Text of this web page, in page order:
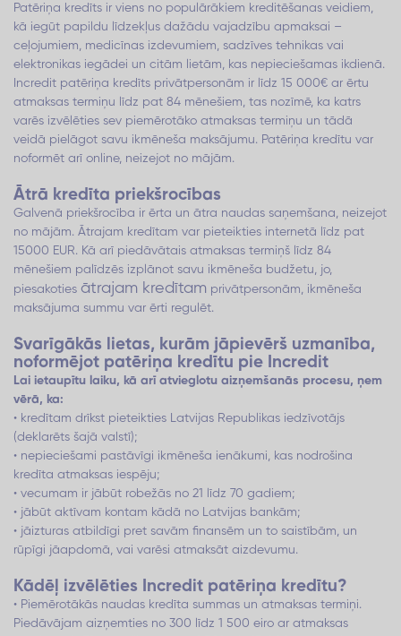
Patēriņa kredīts ir viens no populārākiem kreditēšanas veidiem,
kā iegūt papildu līdzekļus dažādu vajadzību apmaksai –
ceļojumiem, medicīnas izdevumiem, sadzīves tehnikas vai
elektronikas iegādei un citām lietām, kas nepieciešamas ikdienā.
Incredit patēriņa kredīts privātpersonām ir līdz 15 000€ ar ērtu
atmaksas termiņu līdz pat 84 mēnešiem, tas nozīmē, ka katrs
varēs izvēlēties sev piemērotāko atmaksas termiņu un tādā
veidā pielāgot savu ikmēneša maksājumu. Patēriņa kredītu var
noformēt arī online, neizejot no mājām.
Ātrā kredīta priekšrocības
Galvenā priekšrocība ir ērta un ātra naudas saņemšana, neizejot
no mājām. Ātrajam kredītam var pieteikties internetā līdz pat
15000 EUR. Kā arī piedāvātais atmaksas termiņš līdz 84
mēnešiem palīdzēs izplānot savu ikmēneša budžetu, jo,
piesakoties ātrajam kredītam privātpersonām, ikmēneša
maksājuma summu var ērti regulēt.
Svarīgākās lietas, kurām jāpievērš uzmanība,
noformējot patēriņa kredītu pie Incredit
Lai ietaupītu laiku, kā arī atvieglotu aizņemšanās procesu, ņem
vērā, ka:
• kredītam drīkst pieteikties Latvijas Republikas iedzīvotājs
(deklarēts šajā valstī);
• nepieciešami pastāvīgi ikmēneša ienākumi, kas nodrošina
kredīta atmaksas iespēju;
• vecumam ir jābūt robežās no 21 līdz 70 gadiem;
• jābūt aktīvam kontam kādā no Latvijas bankām;
• jāizturas atbildīgi pret savām finansēm un to saistībām, un
rūpīgi jāapdomā, vai varēsi atmaksāt aizdevumu.
Kādēļ izvēlēties Incredit patēriņa kredītu?
• Piemērotākās naudas kredīta summas un atmaksas termiņi.
Piedāvājam aizņemties no 300 līdz 1 500 eiro ar atmaksas